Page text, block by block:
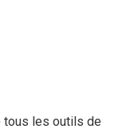
tous les outils de